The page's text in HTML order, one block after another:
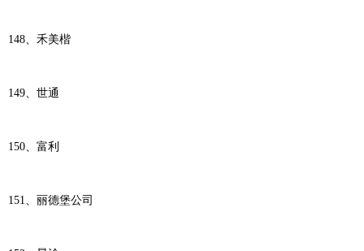
148、禾美楷
149、世通
150、富利
151、丽德堡公司